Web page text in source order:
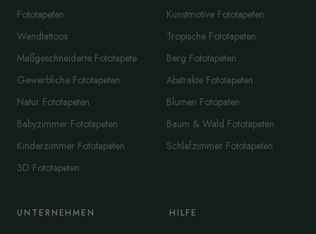
Fototapeten
Wandtattoos
Maßgeschneiderte Fototapete
Gewerbliche Fototapeten
Natur Fototapeten
Babyzimmer Fototapeten
Kinderzimmer Fototapeten
3D Fototapeten
Kunstmotive Fototapeten
Tropische Fototapeten
Berg Fototapeten
Abstrakte Fototapeten
Blumen Fotopaten
Baum & Wald Fototapeten
Schlafzimmer Fototapeten
UNTERNEHMEN HILFE